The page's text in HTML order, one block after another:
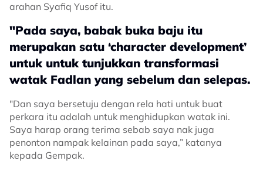
arahan Syafiq Yusof itu.
"Pada saya, babak buka baju itu
merupakan satu ‘character development’
untuk untuk tunjukkan transformasi
watak Fadlan yang sebelum dan selepas.
"Dan saya bersetuju dengan rela hati untuk buat
perkara itu adalah untuk menghidupkan watak ini.
Saya harap orang terima sebab saya nak juga
penonton nampak kelainan pada saya,” katanya
kepada Gempak.